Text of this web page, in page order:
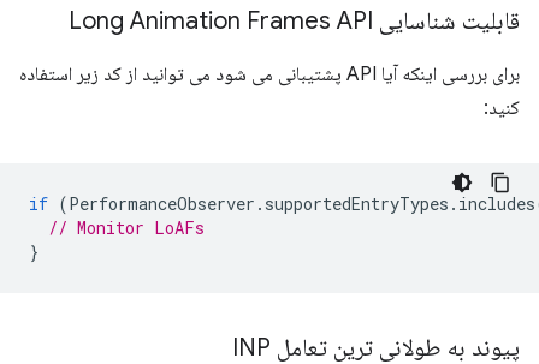
قابلیت شناسایی Long Animation Frames API
برای بررسی اینکه آیا API پشتیبانی می شود می توانید از کد زیر استفاده
کنید:
if (PerformanceObserver . supportedEntryTypes . includes
// Monitor LoAFs
}
پیوند به طولانی ترین تعامل INP